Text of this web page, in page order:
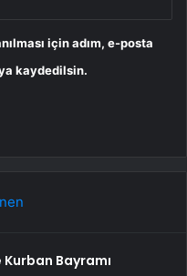
için adım, e-posta
kaydedilsin.
Bayramı